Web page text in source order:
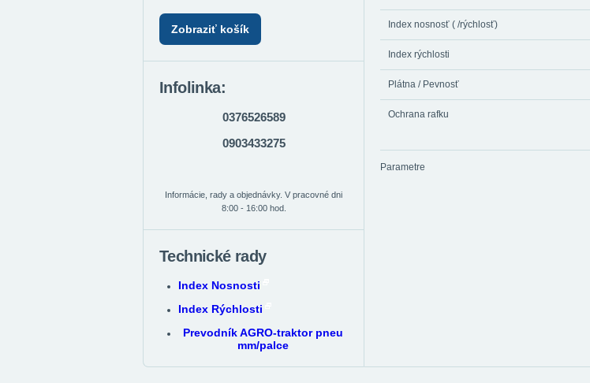
Index nosnosť ( /rýchlosť)
Index rýchlosti
Plátna / Pevnosť
Ochrana rafku
Parametre
Zobraziť košík
Infolinka:
0376526589
0903433275
Informácie, rady a objednávky. V pracovné dni
8:00 - 16:00 hod.
Technické rady
Index Nosnosti
Index Rýchlosti
Prevodník AGRO-traktor pneu
mm/palce